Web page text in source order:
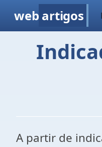
web artigos
A partir de